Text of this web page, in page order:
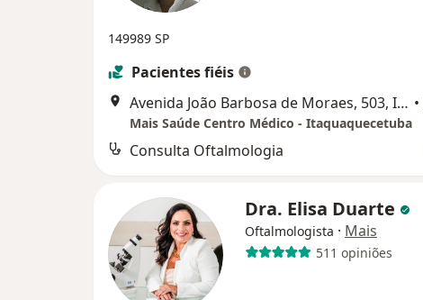
149989 SP
Pacientes fiéis
Avenida João Barbosa de Moraes, 503, Itaquaquecetuba •
Mais Saúde Centro Médico - Itaquaquecetuba
Consulta Oftalmologia
Dra. Elisa Duarte
Oftalmologista · Mais
511 opiniões